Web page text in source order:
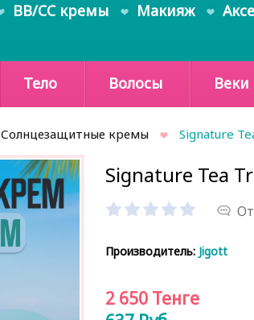
BB/CC кремы Макияж
Тело Волосы Веки
Солнцезащитные кремы Signature
Signature Tea
Производитель: Jigott
2 650 Тенге